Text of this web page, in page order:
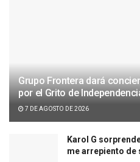
Grupo Frontera dará
por el Grito de
7 DE AGOSTO DE 2026
Karol G
me arrepiento de